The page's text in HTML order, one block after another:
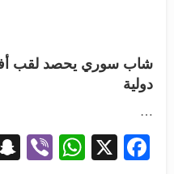
شاب سوري يحصد لقب
دولية
…
Facebook
X